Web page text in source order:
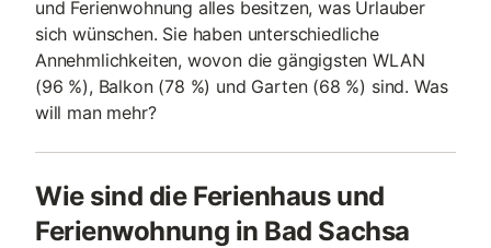
und Ferienwohnung alles besitzen, was Urlauber
sich wünschen. Sie haben unterschiedliche
Annehmlichkeiten, wovon die gängigsten WLAN
(96 %), Balkon (78 %) und Garten (68 %) sind. Was
will man mehr?
Wie sind die Ferienhaus und
Ferienwohnung in Bad Sachsa